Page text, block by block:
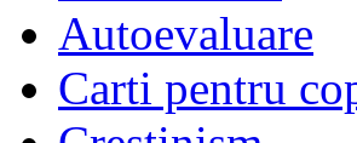
Autoevaluare
Carti pentru